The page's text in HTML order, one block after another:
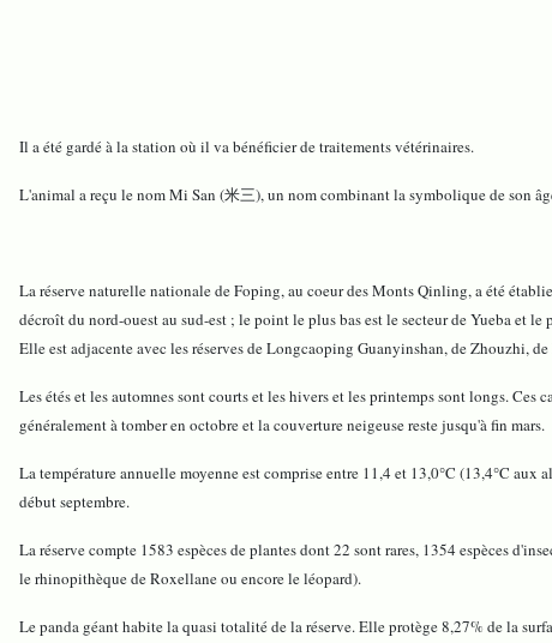
Il a été gardé à la station où il va bénéficier de traitements vétérinaires.
L'animal a reçu le nom Mi San (米三), un nom combinant la symbolique de son
La réserve naturelle nationale de Foping, au coeur des Monts Qinling, a été
décroît du nord-ouest au sud-est ; le point le plus bas est le secteur de Yueba et
Elle est adjacente avec les réserves de Longcaoping Guanyinshan, de Zhouzhi,
Les étés et les automnes sont courts et les hivers et les printemps sont longs.
généralement à tomber en octobre et la couverture neigeuse reste jusqu'à fin mars.
La température annuelle moyenne est comprise entre 11,4 et 13,0°C (13,4°C
début septembre.
La réserve compte 1583 espèces de plantes dont 22 sont rares, 1354 espèces
le rhinopithèque de Roxellane ou encore le léopard).
Le panda géant habite la quasi totalité de la réserve. Elle protège 8,27% de la